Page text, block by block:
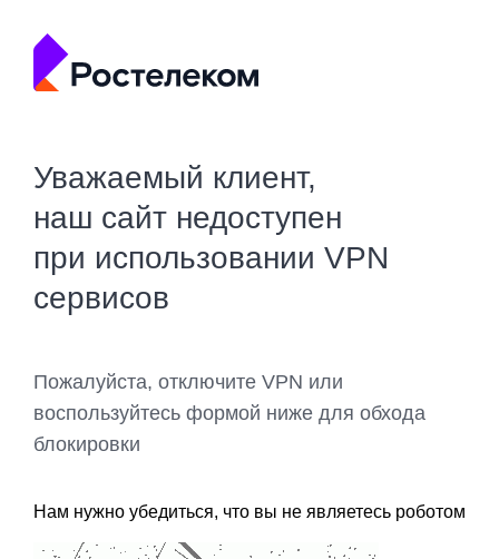
Уважаемый клиент,
наш сайт недоступен
при использовании VPN
сервисов
Пожалуйста, отключите VPN или
воспользуйтесь формой ниже для обхода
блокировки
Нам нужно убедиться, что вы не являетесь роботом